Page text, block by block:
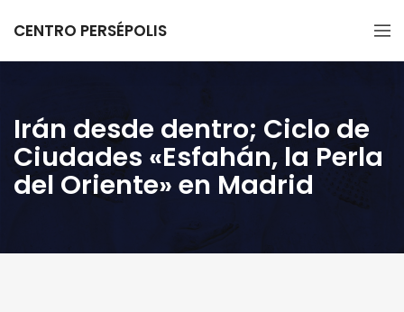
CENTRO PERSÉPOLIS
Irán desde dentro; Ciclo de
Ciudades «Esfahán, la Perla
del Oriente» en Madrid